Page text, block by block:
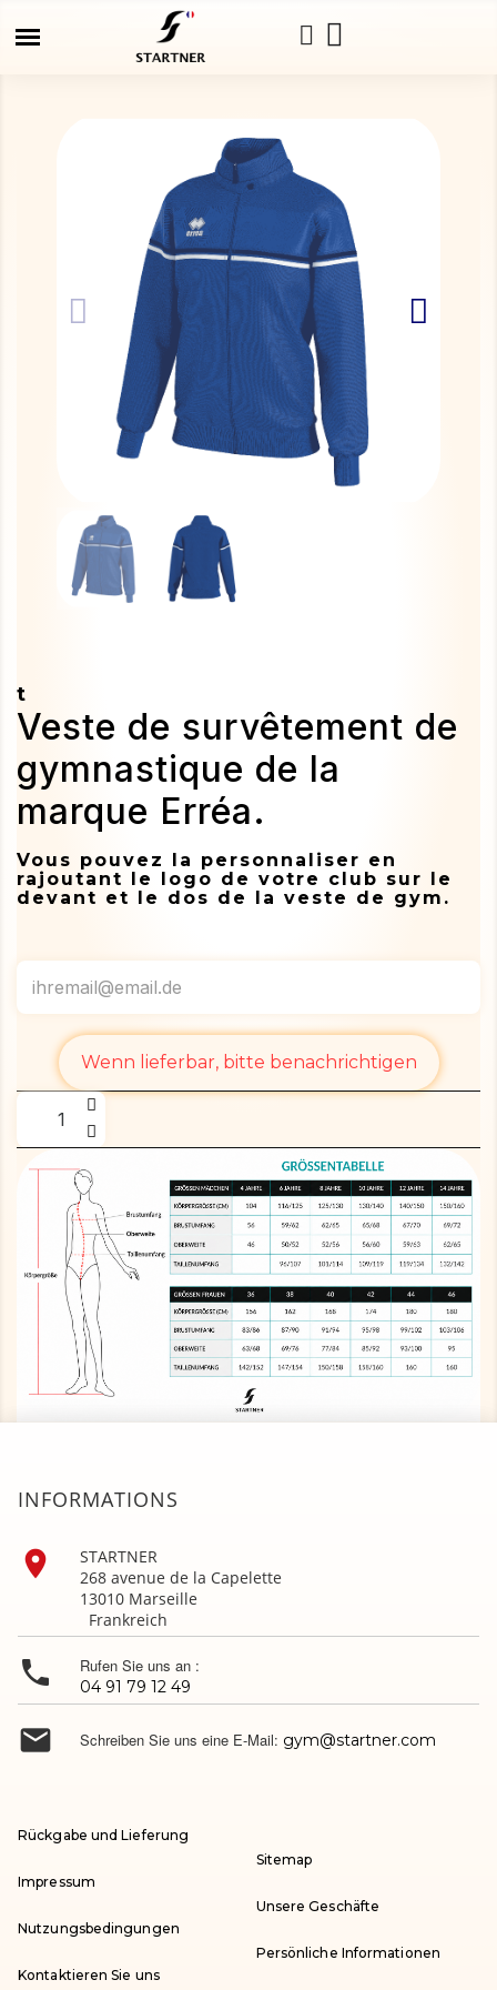
t
Veste de survêtement de
gymnastique de la
marque Erréa.
Vous pouvez la personnaliser en
rajoutant le logo de votre club sur le
devant et le dos de la veste de gym.
Wenn lieferbar, bitte benachrichtigen
INFORMATIONS

STARTNER
268 avenue de la Capelette
13010 Marseille
Frankreich
 Rufen Sie uns an :
04 91 79 12 49
 Schreiben Sie uns eine E-Mail: gym@startner.com
Rückgabe und Lieferung
Impressum
Nutzungsbedingungen
Kontaktieren Sie uns
Sitemap
Unsere Geschäfte
Persönliche Informationen